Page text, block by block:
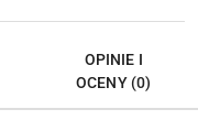
OPINIE I
OCENY (0)